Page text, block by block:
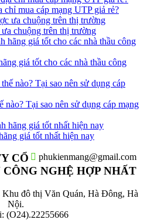
mua cáp mạng UTP giả rẻ?
chuộng trên thị trường
giá tốt cho các nhà thầu công
nào? Tại sao nên sử dụng cáp mạng
giá tốt nhất hiện nay
phukienmang@gmail.com
CỔ
NGHỆ HỢP NHẤT
đô thị Văn Quán, Hà Đông, Hà
Nội.
(O24).22255666